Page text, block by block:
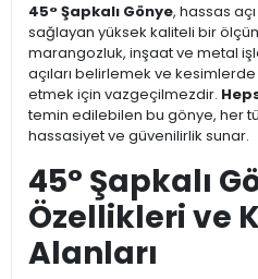
45° Şapkalı Gönye, hassas
sağlayan yüksek kaliteli bir
marangozluk, inşaat ve metal
açıları belirlemek ve
etmek için vazgeçilmezdir.
temin edilebilen bu gönye, her
hassasiyet ve güvenilirlik sunar.
45° Şapkalı
Özellikleri ve
Alanları